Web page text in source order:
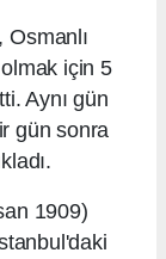
için 5
Aynı gün
gün sonra
1909)